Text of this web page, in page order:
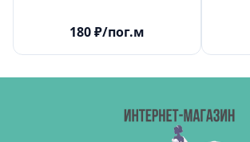
180₽/пог.м